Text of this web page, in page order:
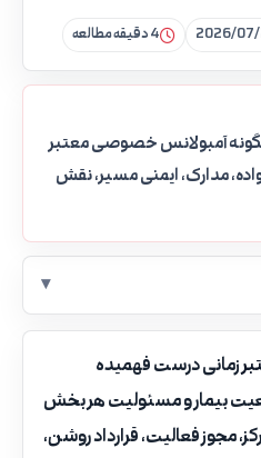
4 دقیقه مطالعه
چگونه آمبولانس خصوصی معتبر
مدارک، ایمنی مسیر، نقش
زمانی درست فهمیده
بیمار و مسئولیت هر بخش
مجوز فعالیت، قرارداد روشن،